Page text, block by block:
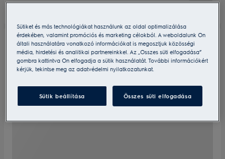
Sütiket és más technológiákat használunk az oldal optimalizálása
érdekében, valamint promóciós és marketing célokból. A weboldalunk Ön
általi használatára vonatkozó információkat is megosztjuk közösségi
média, hirdetési és analitikai partnereinkkel. Az „Összes süti elfogadása”
gombra kattintva Ön elfogadja a sütik használatát. További információkért
kérjük, tekintse meg az adatvédelmi nyilatkozatunkat.
Sütik beállítása Összes süti elfogadása